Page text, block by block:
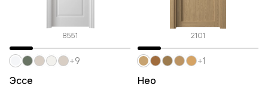
8551
Эссе
+9
2101
Нео
+1